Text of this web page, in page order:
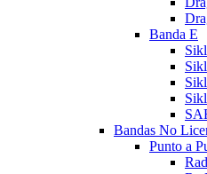
Banda E
Bandas No
Punto a